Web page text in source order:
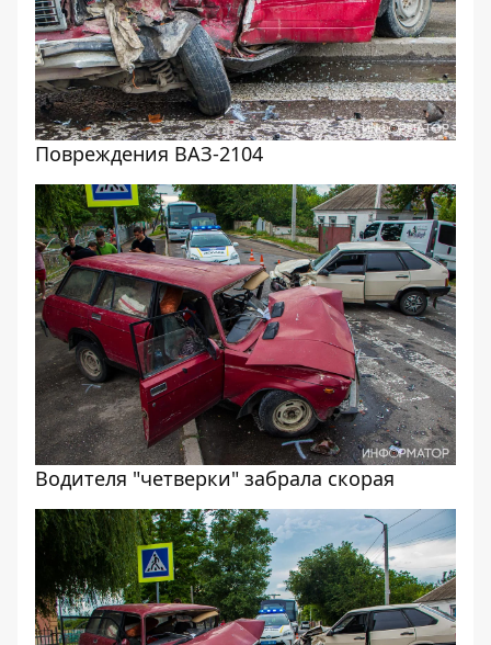
Повреждения ВАЗ-2104
Водителя "четверки" забрала скорая